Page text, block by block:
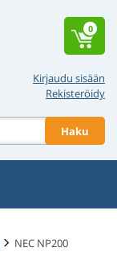
Kirjaudu sisään
Rekisteröidy
Haku
0
NEC NP200